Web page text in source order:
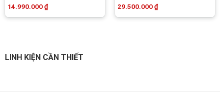
14.990.000₫ 29.500.000₫
LINH KIỆN CẦN THIẾT